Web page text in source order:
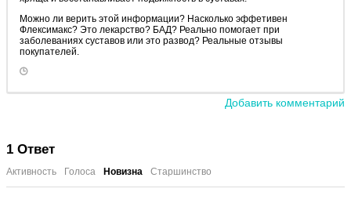
Можно ли верить этой информации? Насколько эффетивен
Флексимакс? Это лекарство? БАД? Реально помогает при
заболеваниях суставов или это развод? Реальные отзывы
покупателей.
Добавить комментарий
1 Ответ
Активность Голоса Новизна Старшинство